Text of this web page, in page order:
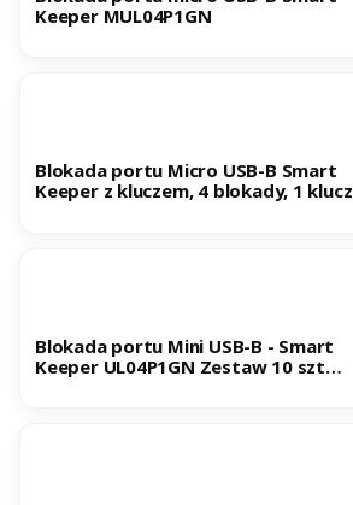
Keeper MUL04P1GN
Blokada portu Micro USB-B Smart
Keeper z kluczem, 4 blokady, 1 klucz
Blokada portu Mini USB-B - Smart
Keeper UL04P1GN Zestaw 10 szt